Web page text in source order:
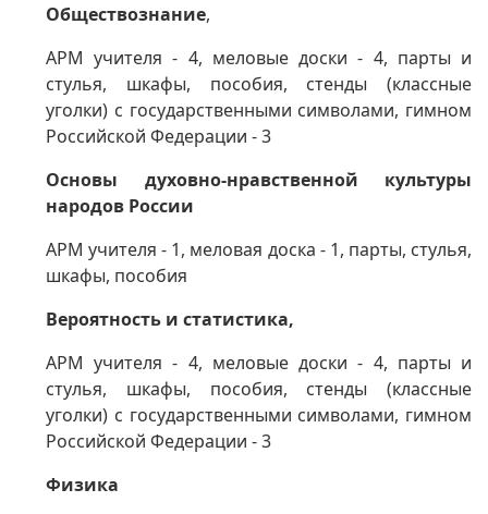
Обществознание,
АРМ учителя - 4, меловые доски - 4, парты и
стулья, шкафы, пособия, стенды (классные
уголки) с государственными символами, гимном
Российской Федерации - 3
Основы духовно-нравственной культуры
народов России
АРМ учителя - 1, меловая доска - 1, парты, стулья,
шкафы, пособия
Вероятность и статистика,
АРМ учителя - 4, меловые доски - 4, парты и
стулья, шкафы, пособия, стенды (классные
уголки) с государственными символами, гимном
Российской Федерации - 3
Физика